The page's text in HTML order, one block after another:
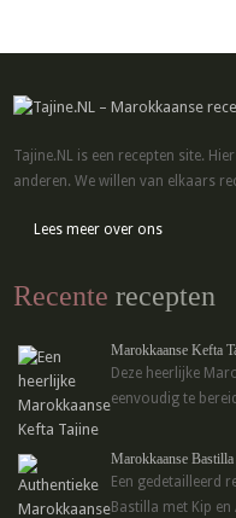
Tajine.NL is een recepten site.
anderen. We willen van elkaars
Lees meer over ons
Recente recepten
Marokkaanse Kefta
Deze heerlijke
eenvoudig te
Marokkaanse
Een gedetailleerd
Bastilla met Kip